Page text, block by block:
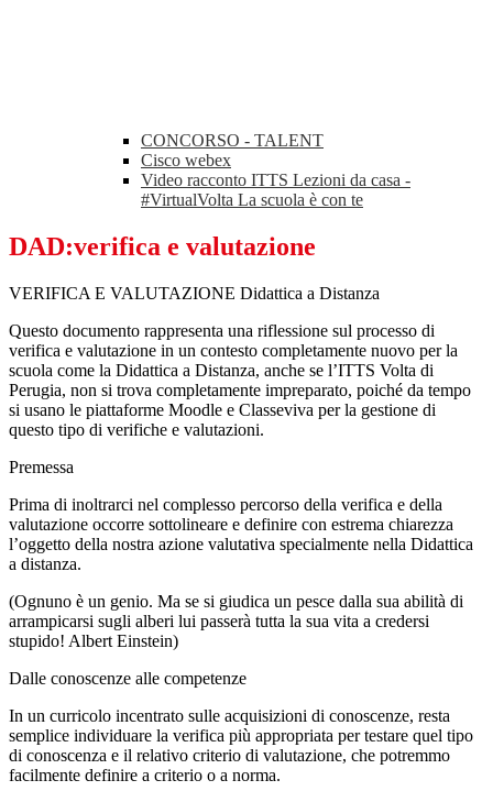
CONCORSO - TALENT
Cisco webex
Video racconto ITTS Lezioni da casa -
#VirtualVolta La scuola è con te
DAD:verifica e valutazione
VERIFICA E VALUTAZIONE Didattica a Distanza
Questo documento rappresenta una riflessione sul processo di
verifica e valutazione in un contesto completamente nuovo per la
scuola come la Didattica a Distanza, anche se l’ITTS Volta di
Perugia, non si trova completamente impreparato, poiché da tempo
si usano le piattaforme Moodle e Classeviva per la gestione di
questo tipo di verifiche e valutazioni.
Premessa
Prima di inoltrarci nel complesso percorso della verifica e della
valutazione occorre sottolineare e definire con estrema chiarezza
l’oggetto della nostra azione valutativa specialmente nella Didattica
a distanza.
(Ognuno è un genio. Ma se si giudica un pesce dalla sua abilità di
arrampicarsi sugli alberi lui passerà tutta la sua vita a credersi
stupido! Albert Einstein)
Dalle conoscenze alle competenze
In un curricolo incentrato sulle acquisizioni di conoscenze, resta
semplice individuare la verifica più appropriata per testare quel tipo
di conoscenza e il relativo criterio di valutazione, che potremmo
facilmente definire a criterio o a norma.